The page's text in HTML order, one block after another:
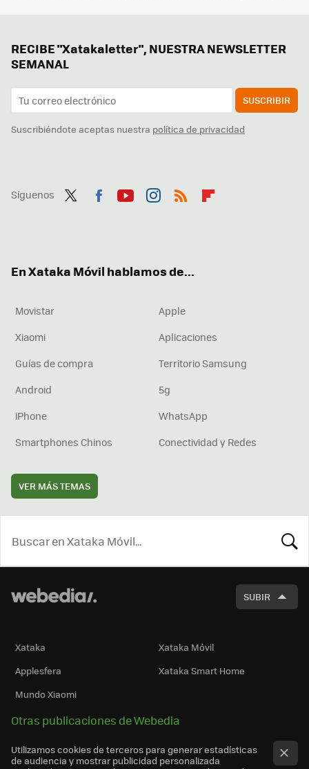
RECIBE "Xatakaletter", NUESTRA NEWSLETTER
SEMANAL
SUSCRIBIR
Suscribiéndote aceptas nuestra política de privacidad
Síguenos
En Xataka Móvil hablamos de...
Movistar
Apple
Xiaomi
Aplicaciones
Guías de compra
Territorio Samsung
Android
5g
iPhone
WhatsApp
Smartphones Chinos
Conectividad y Redes
VER MÁS TEMAS
SUBIR
Xataka
Xataka Móvil
Applesfera
Xataka Smart Home
Mundo Xiaomi
Otras publicaciones de Webedia
Utilizamos cookies de terceros para generar estadísticas
de audiencia y mostrar publicidad personalizada